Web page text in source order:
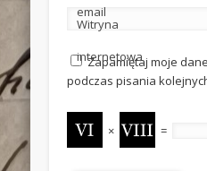
email
Witryna
internetowa
Zapamiętaj moje
podczas pisania
× =